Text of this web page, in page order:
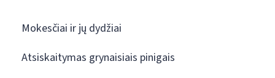
Mokesčiai ir jų dydžiai
Atsiskaitymas grynaisiais pinigais